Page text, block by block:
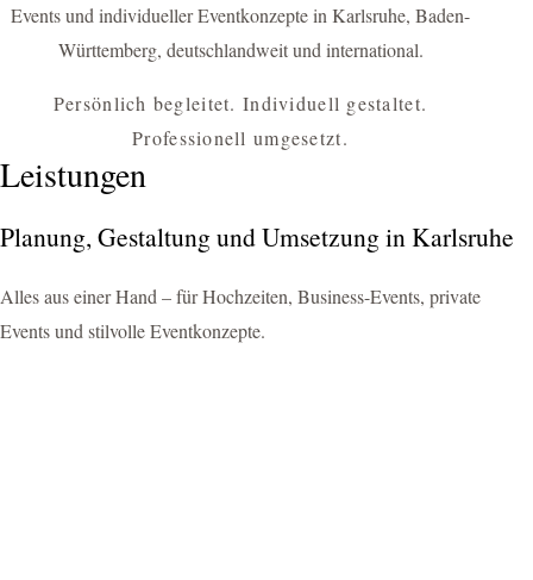
BUSINESS-EVENT ANFRAGEN
Events und individueller Eventkonzepte in Karlsruhe, Baden-
Württemberg, deutschlandweit und international.
Persönlich begleitet. Individuell gestaltet.
Professionell umgesetzt.
Leistungen
Planung, Gestaltung und Umsetzung in Karlsruhe
Alles aus einer Hand – für Hochzeiten, Business-Events, private
Events und stilvolle Eventkonzepte.